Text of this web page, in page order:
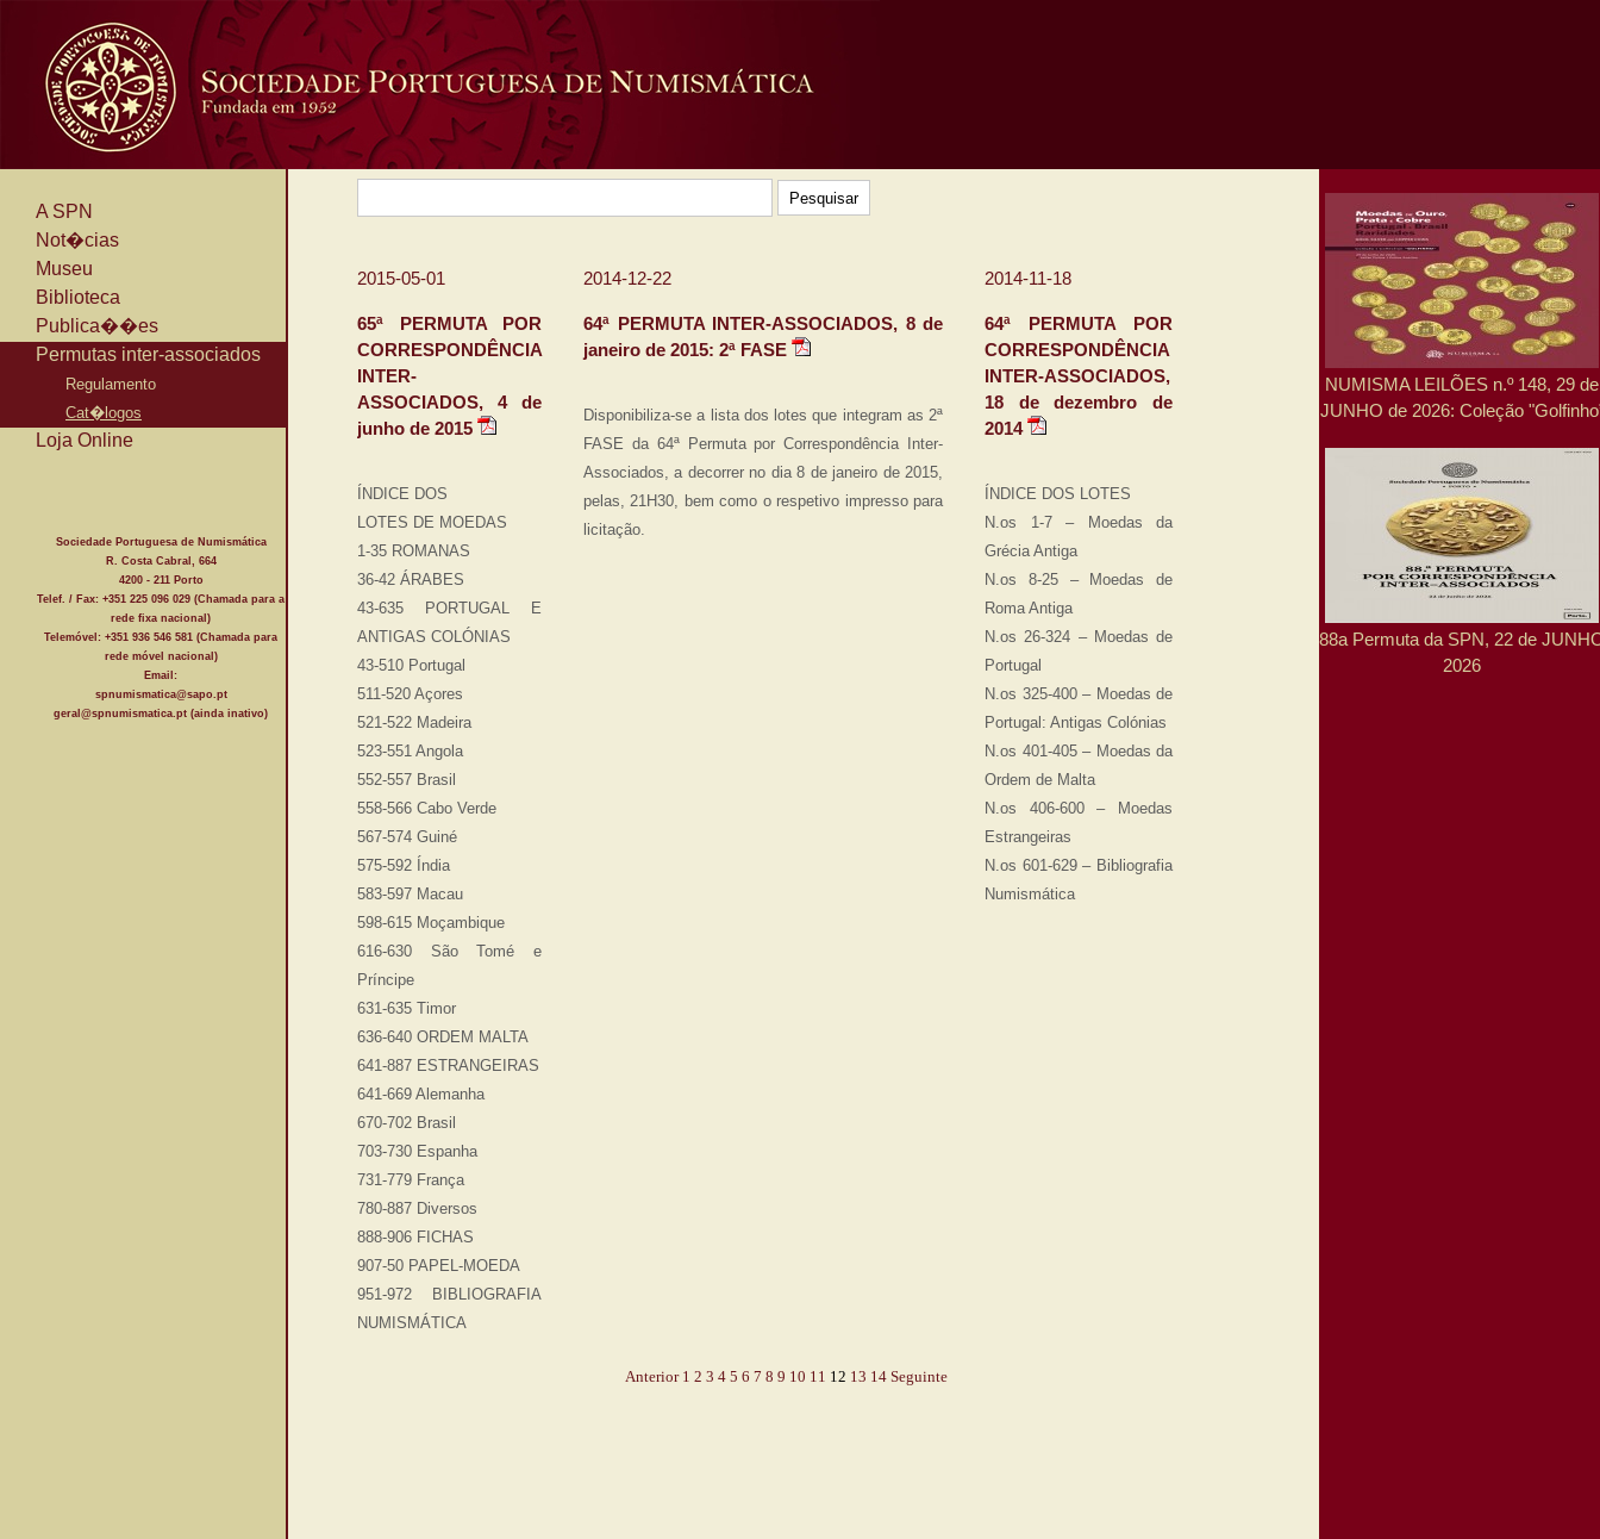
A SPN
Not�cias
Museu
Biblioteca
Publica��es
Permutas inter-associados
Regulamento
Cat�logos
Loja Online
Sociedade Portuguesa de Numismática
R. Costa Cabral, 664
4200 - 211 Porto
Telef. / Fax: +351 225 096 029 (Chamada para a
rede fixa nacional)
Telemóvel: +351 936 546 581 (Chamada para
rede móvel nacional)
Email:
spnumismatica@sapo.pt
geral@spnumismatica.pt (ainda inativo)
2015-05-01
65ª PERMUTA POR
CORRESPONDÊNCIA
INTER-
ASSOCIADOS, 4 de
junho de 2015
ÍNDICE DOS
LOTES DE MOEDAS
1-35 ROMANAS
36-42 ÁRABES
43-635 PORTUGAL E
ANTIGAS COLÓNIAS
43-510 Portugal
511-520 Açores
521-522 Madeira
523-551 Angola
552-557 Brasil
558-566 Cabo Verde
567-574 Guiné
575-592 Índia
583-597 Macau
598-615 Moçambique
616-630 São Tomé e
Príncipe
631-635 Timor
636-640 ORDEM MALTA
641-887 ESTRANGEIRAS
641-669 Alemanha
670-702 Brasil
703-730 Espanha
731-779 França
780-887 Diversos
888-906 FICHAS
907-50 PAPEL-MOEDA
951-972 BIBLIOGRAFIA
NUMISMÁTICA
2014-12-22
64ª PERMUTA INTER-ASSOCIADOS, 8 de
janeiro de 2015: 2ª FASE
Disponibiliza-se a lista dos lotes que integram as 2ª
FASE da 64ª Permuta por Correspondência Inter-
Associados, a decorrer no dia 8 de janeiro de 2015,
pelas, 21H30, bem como o respetivo impresso para
licitação.
2014-11-18
64ª PERMUTA POR
CORRESPONDÊNCIA
INTER-ASSOCIADOS,
18 de dezembro de
2014
ÍNDICE DOS LOTES
N.os 1-7 – Moedas da
Grécia Antiga
N.os 8-25 – Moedas de
Roma Antiga
N.os 26-324 – Moedas de
Portugal
N.os 325-400 – Moedas de
Portugal: Antigas Colónias
N.os 401-405 – Moedas da
Ordem de Malta
N.os 406-600 – Moedas
Estrangeiras
N.os 601-629 – Bibliografia
Numismática
Anterior 1 2 3 4 5 6 7 8 9 10 11 12 13 14 Seguinte
NUMISMA LEILÕES n.º 148, 29 de
JUNHO de 2026: Coleção
88a Permuta da SPN, 22 de
2026